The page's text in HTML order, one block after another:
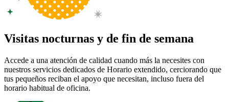
Visitas nocturnas y de fin de semana
Accede a una atención de calidad cuando más la necesites con
nuestros servicios dedicados de Horario extendido, cerciorando que
tus pequeños reciban el apoyo que necesitan, incluso fuera del
horario habitual de oficina.